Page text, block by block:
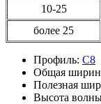
10-25
более 25
Профиль: С8
Общая
Полезная
Высота